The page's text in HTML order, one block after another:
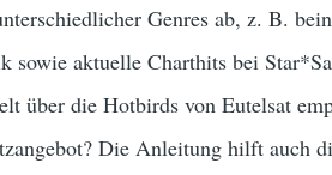
Genres ab, z. B.
aktuelle Charthits bei
über die Hotbirds von Eutelsat
Die Anleitung hilft auch